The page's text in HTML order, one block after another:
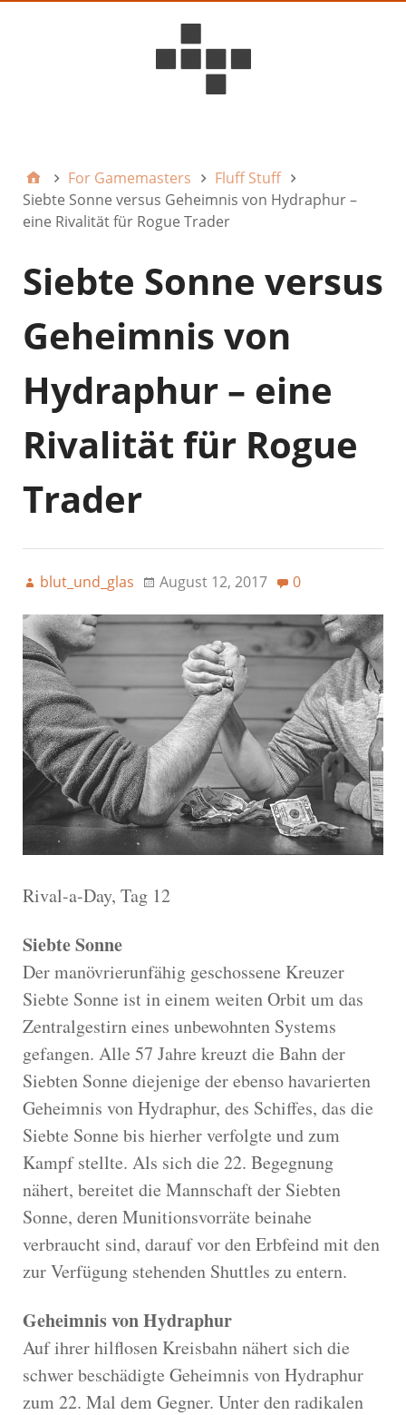
For Gamemasters
Fluff Stuff
Siebte Sonne versus Geheimnis von Hydraphur –
eine Rivalität für Rogue Trader
Siebte Sonne versus
Geheimnis von
Hydraphur – eine
Rivalität für Rogue
Trader
blut_und_glas August 12, 2017 0
Rival-a-Day, Tag 12
Siebte Sonne
Der manövrierunfähig geschossene Kreuzer
Siebte Sonne ist in einem weiten Orbit um das
Zentralgestirn eines unbewohnten Systems
gefangen. Alle 57 Jahre kreuzt die Bahn der
Siebten Sonne diejenige der ebenso havarierten
Geheimnis von Hydraphur, des Schiffes, das die
Siebte Sonne bis hierher verfolgte und zum
Kampf stellte. Als sich die 22. Begegnung
nähert, bereitet die Mannschaft der Siebten
Sonne, deren Munitionsvorräte beinahe
verbraucht sind, darauf vor den Erbfeind mit den
zur Verfügung stehenden Shuttles zu entern.
Geheimnis von Hydraphur
Auf ihrer hilflosen Kreisbahn nähert sich die
schwer beschädigte Geheimnis von Hydraphur
zum 22. Mal dem Gegner. Unter den radikalen